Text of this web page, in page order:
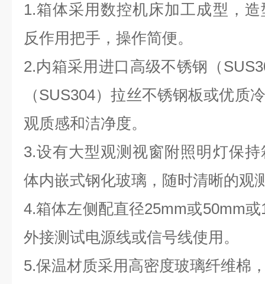
1.箱体采用数控机床加工成型，
反作用把手，操作简便。
2.内箱采用进口高级不锈钢（
（SUS304）拉丝不锈钢板或优质
观质感和洁净度。
3.设有大型观测视窗附照明灯保
体内嵌式钢化玻璃，随时清晰的观
4.箱体左侧配直径25mm或50mm或
外接测试电源线或信号线使用。
5.保温材质采用高密度玻璃纤维棉